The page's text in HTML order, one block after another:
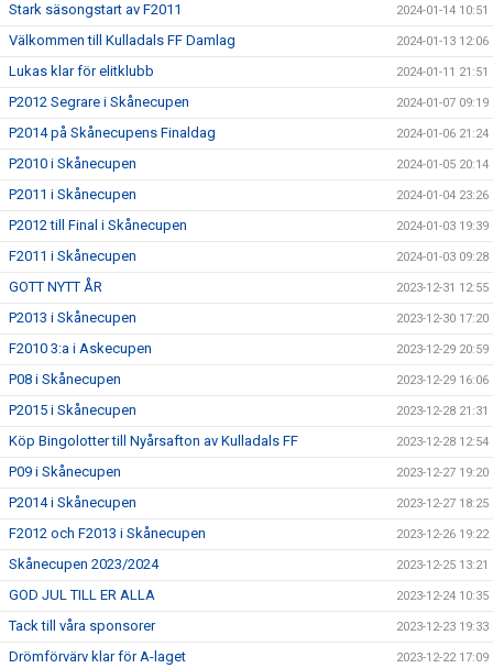
Stark säsongstart av F2011 2024-01-14 10:51
Välkommen till Kulladals FF Damlag 2024-01-13 12:06
Lukas klar för elitklubb 2024-01-11 21:51
P2012 Segrare i Skånecupen 2024-01-07 09:19
P2014 på Skånecupens Finaldag 2024-01-06 21:24
P2010 i Skånecupen 2024-01-05 20:14
P2011 i Skånecupen 2024-01-04 23:26
P2012 till Final i Skånecupen 2024-01-03 19:39
F2011 i Skånecupen 2024-01-03 09:28
GOTT NYTT ÅR 2023-12-31 12:55
P2013 i Skånecupen 2023-12-30 17:20
F2010 3:a i Askecupen 2023-12-29 20:59
P08 i Skånecupen 2023-12-29 16:06
P2015 i Skånecupen 2023-12-28 21:31
Köp Bingolotter till Nyårsafton av Kulladals FF 2023-12-28 12:54
P09 i Skånecupen 2023-12-27 19:20
P2014 i Skånecupen 2023-12-27 18:25
F2012 och F2013 i Skånecupen 2023-12-26 19:22
Skånecupen 2023/2024 2023-12-25 13:21
GOD JUL TILL ER ALLA 2023-12-24 10:35
Tack till våra sponsorer 2023-12-23 19:33
Drömförvärv klar för A-laget 2023-12-22 17:09